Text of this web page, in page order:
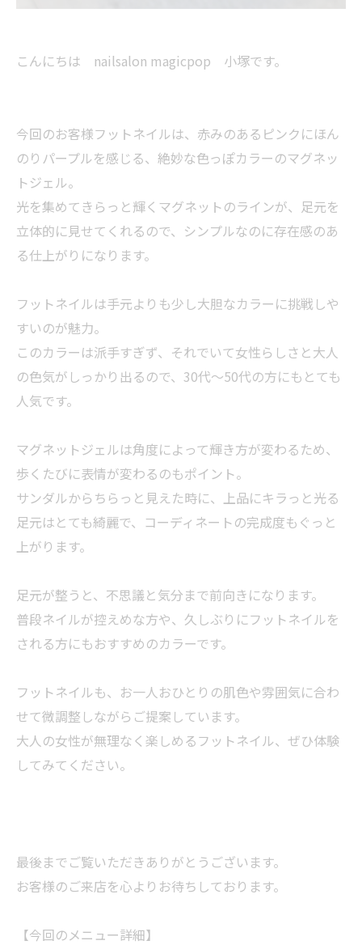
こんにちは nailsalon magicpop 小塚です。
今回のお客様フットネイルは、赤みのあるピンクにほん
のりパープルを感じる、絶妙な色っぽカラーのマグネッ
トジェル。
光を集めてきらっと輝くマグネットのラインが、足元を
立体的に見せてくれるので、シンプルなのに存在感のあ
る仕上がりになります。
フットネイルは手元よりも少し大胆なカラーに挑戦しや
すいのが魅力。
このカラーは派手すぎず、それでいて女性らしさと大人
の色気がしっかり出るので、30代〜50代の方にもとても
人気です。
マグネットジェルは角度によって輝き方が変わるため、
歩くたびに表情が変わるのもポイント。
サンダルからちらっと見えた時に、上品にキラっと光る
足元はとても綺麗で、コーディネートの完成度もぐっと
上がります。
足元が整うと、不思議と気分まで前向きになります。
普段ネイルが控えめな方や、久しぶりにフットネイルを
される方にもおすすめのカラーです。
フットネイルも、お一人おひとりの肌色や雰囲気に合わ
せて微調整しながらご提案しています。
大人の女性が無理なく楽しめるフットネイル、ぜひ体験
してみてください。
最後までご覧いただきありがとうございます。
お客様のご来店を心よりお待ちしております。
【今回のメニュー詳細】